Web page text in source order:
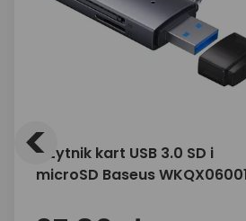
Czytnik kart USB 3.0 SD i
microSD Baseus
<